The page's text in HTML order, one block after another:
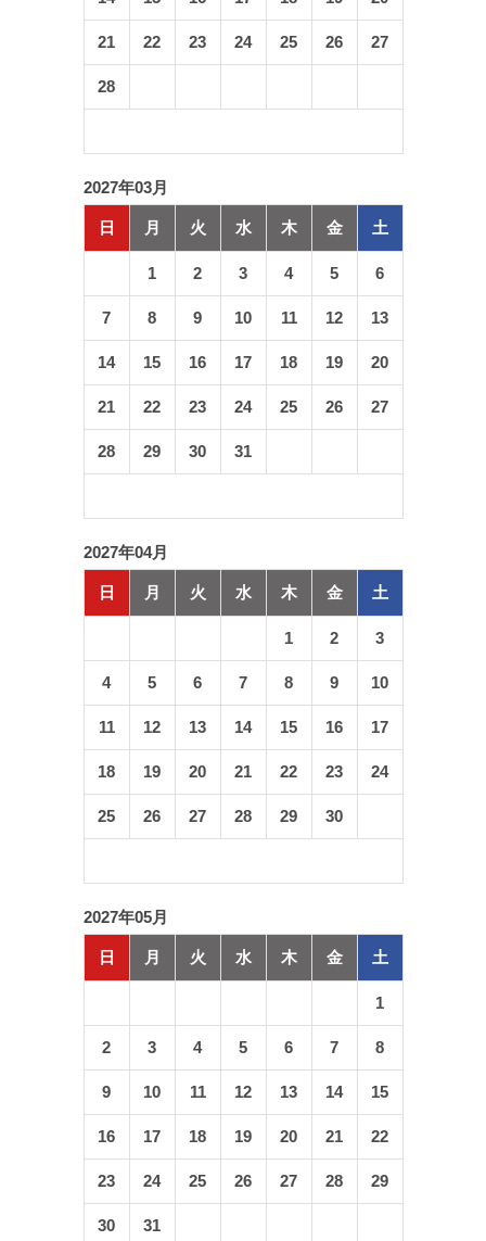
21 22 23 24 25 26 27
28
2027年03月
日 月 火 水 木 金 土
1 2 3 4 5 6
7 8 9 10 11 12 13
14 15 16 17 18 19 20
21 22 23 24 25 26 27
28 29 30 31
2027年04月
日 月 火 水 木 金 土
1 2 3
4 5 6 7 8 9 10
11 12 13 14 15 16 17
18 19 20 21 22 23 24
25 26 27 28 29 30
2027年05月
日 月 火 水 木 金 土
1
2 3 4 5 6 7 8
9 10 11 12 13 14 15
16 17 18 19 20 21 22
23 24 25 26 27 28 29
30 31